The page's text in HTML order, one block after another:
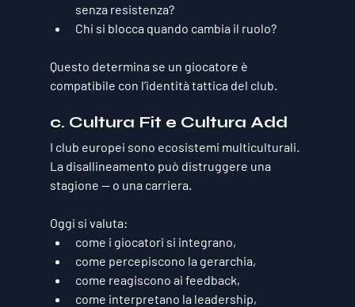
senza resistenza?
Chi si blocca quando cambia il ruolo?
Questo determina se un giocatore è
compatibile con l’identità tattica del club.
c. Cultura Fit e Cultura Add
I club europei sono ecosistemi multiculturali.
La disallineamento può distruggere una
stagione — o una carriera.
Oggi si valuta:
come i giocatori si integrano,
come percepiscono la gerarchia,
come reagiscono ai feedback,
come interpretano la leadership,